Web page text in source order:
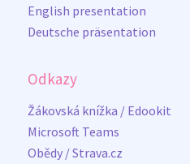
English presentation
Deutsche präsentation
Odkazy
Žákovská knížka / Edookit
Microsoft Teams
Obědy / Strava.cz